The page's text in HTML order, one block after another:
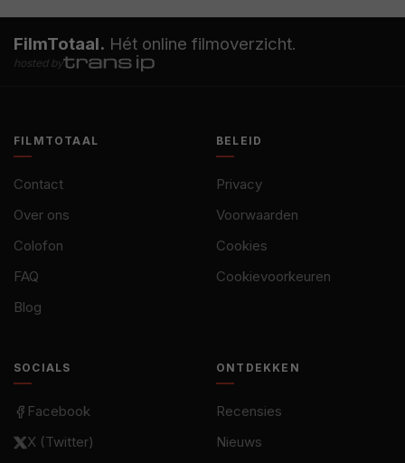
FilmTotaal. Hét online filmoverzicht.
hosted by
FILMTOTAAL
Contact
Over ons
Colofon
FAQ
Blog
BELEID
Privacy
Voorwaarden
Cookies
Cookievoorkeuren
SOCIALS
Facebook
X (Twitter)
ONTDEKKEN
Recensies
Nieuws